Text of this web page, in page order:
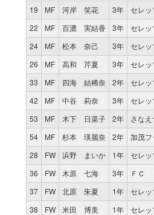
19
MF 河岸 笑花 3年
セレ
22
MF 百濃 実結香 3年
セレ
24
MF 松本 奈己 3年
セレ
26
MF 高和 芹夏 3年
セレ
33
MF 四海 結稀奈 2年
セレ
42
MF 中谷 莉奈 3年
セレ
53
MF 木下 日菜子 2年
さな
54
MF 杉本 瑛麗奈 2年
加茂フ
28
FW 浜野 まいか 1年
セレ
36
FW 木原 七海 3年
ＦＣ
37
FW 北原 朱夏 1年
セレ
38
FW 米田 博美 1年
セレ